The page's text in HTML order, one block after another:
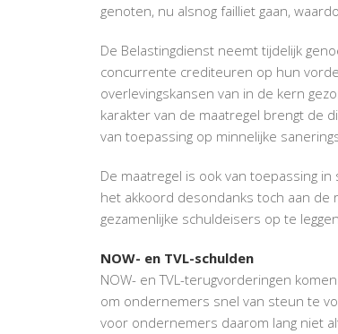
genoten, nu alsnog failliet gaan,
De Belastingdienst neemt tijdelijk
concurrente crediteuren op hun
overlevingskansen van in de kern
karakter van de maatregel brengt de
van toepassing op minnelijke
De maatregel is ook van toepassing
het akkoord desondanks toch aan
gezamenlijke schuldeisers op te
NOW- en TVL-schulden
NOW- en TVL-terugvorderingen
om ondernemers snel van steun te
voor ondernemers daarom lang niet